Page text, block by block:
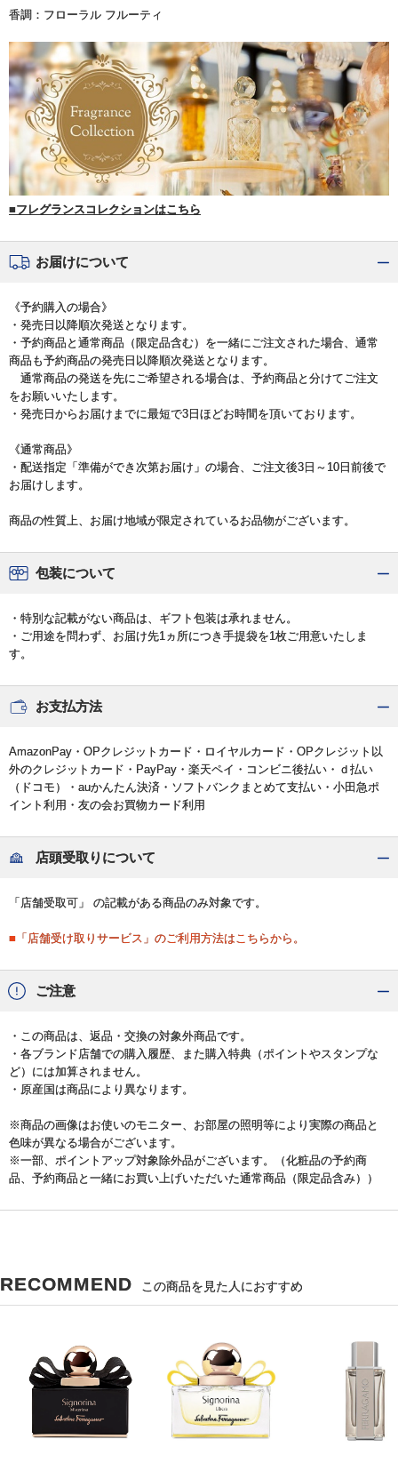
香調：フローラル フルーティ
■フレグランスコレクションはこちら
お届けについて
《予約購入の場合》
・発売日以降順次発送となります。
・予約商品と通常商品（限定品含む）を一緒にご注文された場合、通常
商品も予約商品の発売日以降順次発送となります。
通常商品の発送を先にご希望される場合は、予約商品と分けてご注文
をお願いいたします。
・発売日からお届けまでに最短で3日ほどお時間を頂いております。
《通常商品》
・配送指定「準備ができ次第お届け」の場合、ご注文後3日～10日前後で
お届けします。
商品の性質上、お届け地域が限定されているお品物がございます。
包装について
・特別な記載がない商品は、ギフト包装は承れません。
・ご用途を問わず、お届け先1ヵ所につき手提袋を1枚ご用意いたしま
す。
お支払方法
AmazonPay・OPクレジットカード・ロイヤルカード・OPクレジット以
外のクレジットカード・PayPay・楽天ペイ・コンビニ後払い・ｄ払い
（ドコモ）・auかんたん決済・ソフトバンクまとめて支払い・小田急ポ
イント利用・友の会お買物カード利用
店頭受取りについて
「店舗受取可」 の記載がある商品のみ対象です。
■「店舗受け取りサービス」のご利用方法はこちらから。
ご注意
・この商品は、返品・交換の対象外商品です。
・各ブランド店舗での購入履歴、また購入特典（ポイントやスタンプな
ど）には加算されません。
・原産国は商品により異なります。
※商品の画像はお使いのモニター、お部屋の照明等により実際の商品と
色味が異なる場合がございます。
※一部、ポイントアップ対象除外品がございます。（化粧品の予約商
品、予約商品と一緒にお買い上げいただいた通常商品（限定品含み））
RECOMMEND この商品を見た人におすすめ